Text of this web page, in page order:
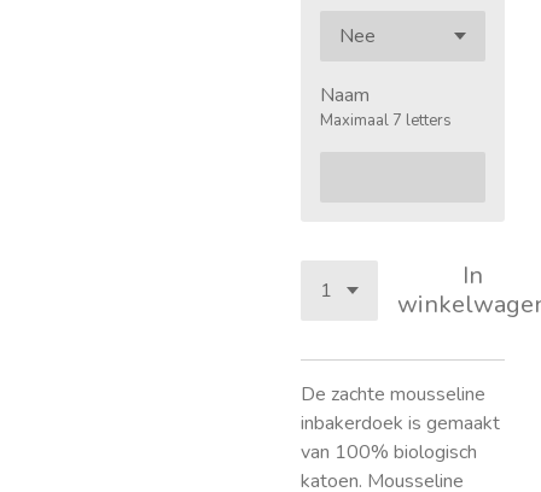
Naam
Maximaal 7 letters
In
De zachte mousseline
inbakerdoek is gemaakt
van 100% biologisch
katoen. Mousseline